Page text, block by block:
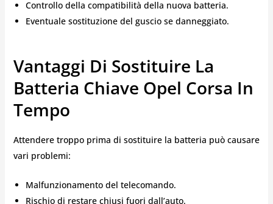
Controllo della compatibilità della nuova batteria.
Eventuale sostituzione del guscio se danneggiato.
Vantaggi Di Sostituire La
Batteria Chiave Opel Corsa In
Tempo
Attendere troppo prima di sostituire la batteria può causare
vari problemi:
Malfunzionamento del telecomando.
Rischio di restare chiusi fuori dall’auto.